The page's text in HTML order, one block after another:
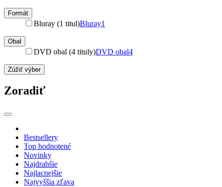
Formát
Bluray (1 titul)Bluray1
Obal
DVD obal (4 tituly)DVD obal4
Zúžiť výber
Zoradiť
Bestsellery
Top hodnotené
Novinky
Najdrahšie
Najlacnejšie
Najvyššia zľava